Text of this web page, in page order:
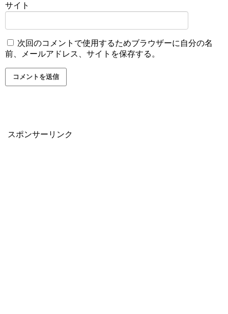
サイト
次回のコメントで使用するためブラウザーに自分の名
前、メールアドレス、サイトを保存する。
スポンサーリンク